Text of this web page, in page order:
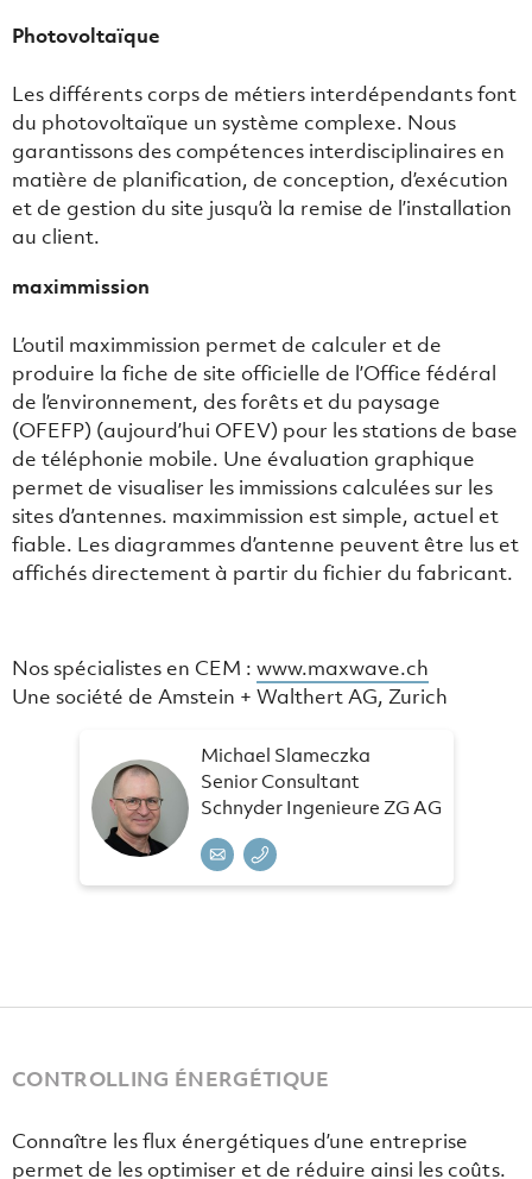
Photovoltaïque
Les différents corps de métiers interdépendants font
du photovoltaïque un système complexe. Nous
garantissons des compétences interdisciplinaires en
matière de planification, de conception, d’exécution
et de gestion du site jusqu’à la remise de l’installation
au client.
maximmission
L’outil maximmission permet de calculer et de
produire la fiche de site officielle de l’Office fédéral
de l’environnement, des forêts et du paysage
(OFEFP) (aujourd’hui OFEV) pour les stations de base
de téléphonie mobile. Une évaluation graphique
permet de visualiser les immissions calculées sur les
sites d’antennes. maximmission est simple, actuel et
fiable. Les diagrammes d’antenne peuvent être lus et
affichés directement à partir du fichier du fabricant.
Nos spécialistes en CEM : www.maxwave.ch
Une société de Amstein + Walthert AG, Zurich
Michael Slameczka
Senior Consultant
Schnyder Ingenieure ZG AG
CONTROLLING ÉNERGÉTIQUE
Connaître les flux énergétiques d’une entreprise
permet de les optimiser et de réduire ainsi les coûts.